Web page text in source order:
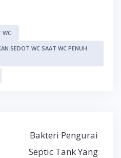
WC
SEDOT WC SAAT WC PENUH
Bakteri Pengurai
Septic Tank Yang